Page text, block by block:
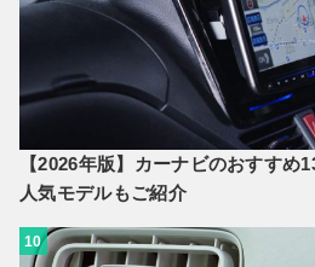
【2026年版】カーナビのおすすめ
人気モデルもご紹介
10